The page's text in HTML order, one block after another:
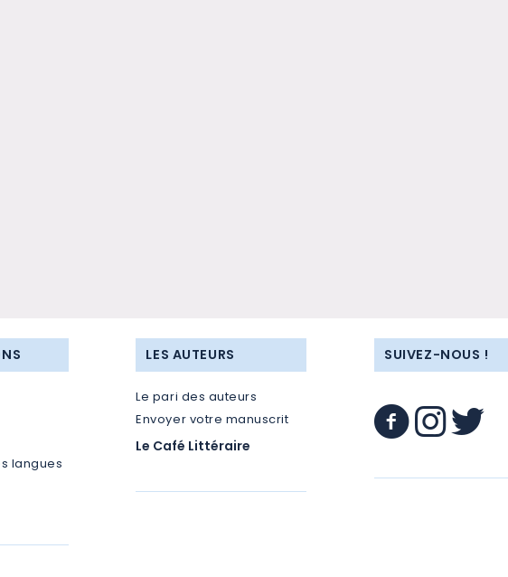
langues
LES AUTEURS
Le pari des auteurs
Envoyer votre manuscrit
Le Café Littéraire
SUIVEZ-NOUS !